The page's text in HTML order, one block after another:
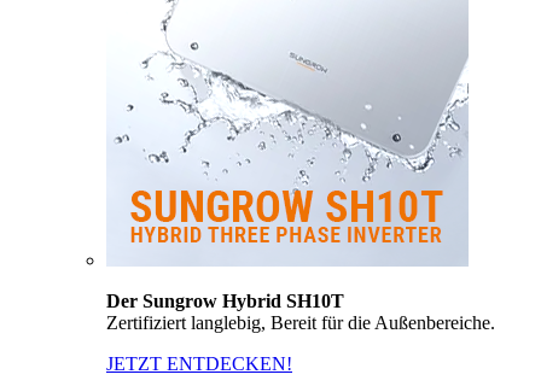
Der Sungrow Hybrid SH10T
Zertifiziert langlebig, Bereit für die Außenbereiche.
JETZT ENTDECKEN!